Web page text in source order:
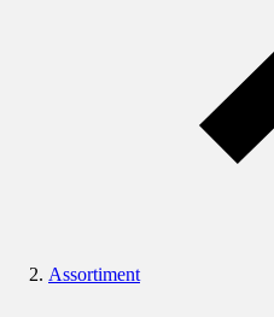
Assortiment